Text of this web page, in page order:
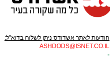
הודעות לאתר אשדודס ניתן לשלוח בדוא"ל:
ASHDODS@ISNET.CO.IL
-